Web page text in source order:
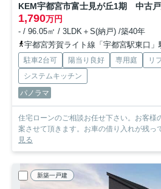
KEM宇都宮市富士見が丘1期 中古
1,790万円
- / 96.05㎡ / 3LDK＋S(納戸) /築40年
宇都宮芳賀ライト線「宇都宮駅東口」
駐車2台可 陽当り良好 専用庭 リ
システムキッチン
パノラマ
住宅ローンのご相談お任せ下さい。お客様
案させて頂きます。お車の借り入れが残っ
見る
新築一戸建